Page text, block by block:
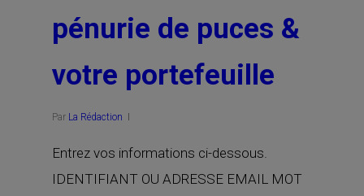
pénurie de puces &
votre portefeuille
Par La Rédaction
Entrez vos informations ci-dessous.
IDENTIFIANT OU ADRESSE EMAIL MOT